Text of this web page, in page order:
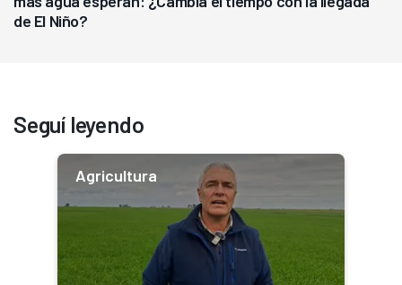
de El Niño?
Seguí leyendo
Agricultura